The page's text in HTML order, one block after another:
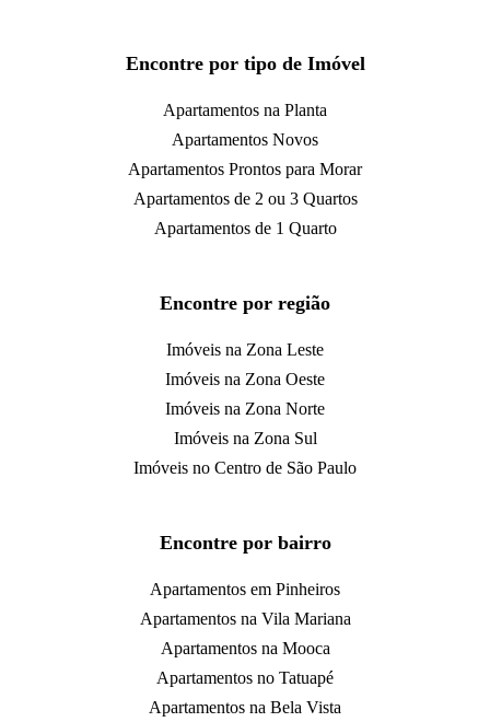
Encontre por tipo de Imóvel
Apartamentos na Planta
Apartamentos Novos
Apartamentos Prontos para Morar
Apartamentos de 2 ou 3 Quartos
Apartamentos de 1 Quarto
Encontre por região
Imóveis na Zona Leste
Imóveis na Zona Oeste
Imóveis na Zona Norte
Imóveis na Zona Sul
Imóveis no Centro de São Paulo
Encontre por bairro
Apartamentos em Pinheiros
Apartamentos na Vila Mariana
Apartamentos na Mooca
Apartamentos no Tatuapé
Apartamentos na Bela Vista